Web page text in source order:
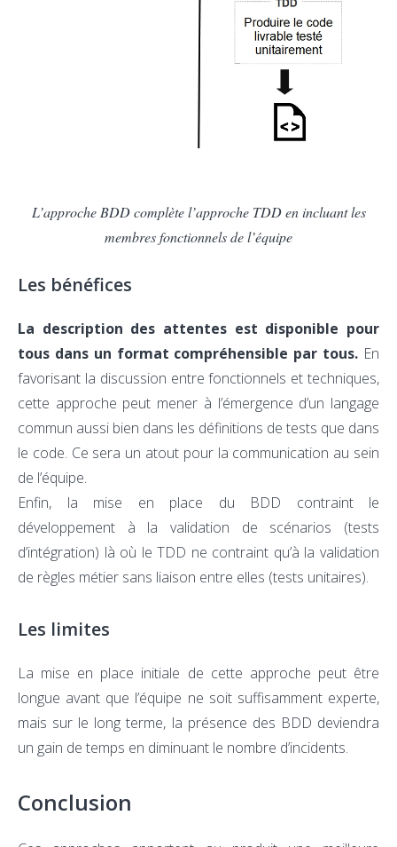
L’approche BDD complète l’approche TDD en incluant les
membres fonctionnels de l’équipe
Les bénéfices
La description des attentes est disponible pour
tous dans un format compréhensible par tous. En
favorisant la discussion entre fonctionnels et techniques,
cette approche peut mener à l’émergence d’un langage
commun aussi bien dans les définitions de tests que dans
le code. Ce sera un atout pour la communication au sein
de l’équipe.
Enfin, la mise en place du BDD contraint le
développement à la validation de scénarios (tests
d’intégration) là où le TDD ne contraint qu’à la validation
de règles métier sans liaison entre elles (tests unitaires).
Les limites
La mise en place initiale de cette approche peut être
longue avant que l’équipe ne soit suffisamment experte,
mais sur le long terme, la présence des BDD deviendra
un gain de temps en diminuant le nombre d’incidents.
Conclusion